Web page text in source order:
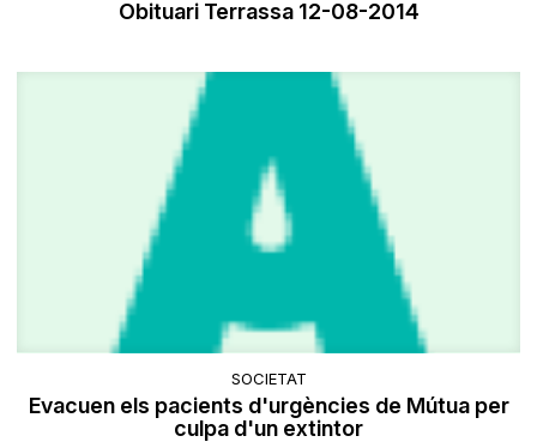
Obituari Terrassa 12-08-2014
SOCIETAT
Evacuen els pacients d'urgències de Mútua per
culpa d'un extintor